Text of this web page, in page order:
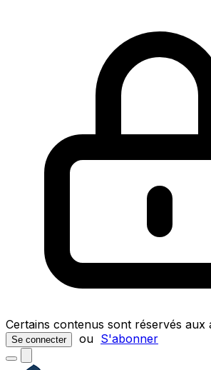
Certains contenus sont réservés aux
Se connecter ou S'abonner